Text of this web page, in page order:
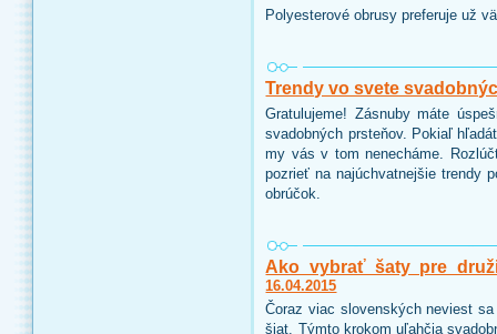
Polyesterové obrusy preferuje už
Trendy vo svete
Gratulujeme! Zásnuby máte
svadobných prsteňov. Pokiaľ
my vás v tom nenecháme.
pozrieť na najúchvatnejšie trendy
obrúčok.
Ako vybrať šaty pre
16.04.2015
Čoraz viac slovenských neviest
šiat. Týmto krokom uľahčia